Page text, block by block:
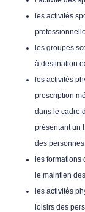
les activités
les groupes
à destination
les activités
prescription
dans le cadre
présentant un
des
les
le maintien
les activités
loisirs des